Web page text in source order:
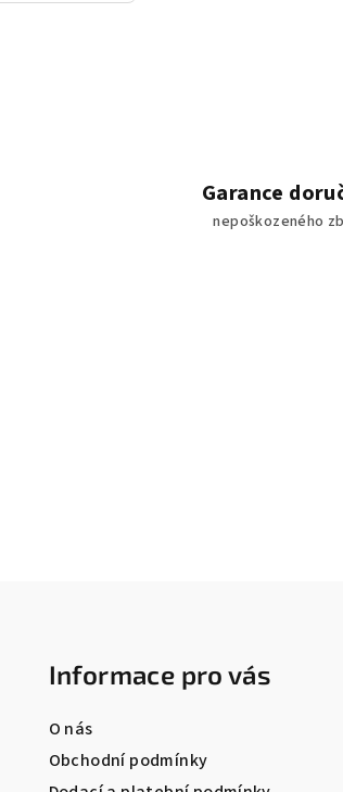
Garance
nepoškozeného
Informace pro vás
O nás
Obchodní podmínky